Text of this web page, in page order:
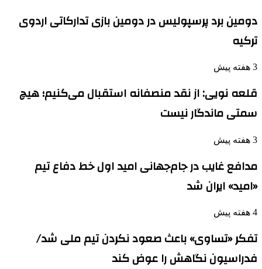
دومین برد پرسپولیس در دومین بازی تدارکاتی اردوی
ترکیه
3 هفته پیش
قلعه نویی: از نقد منصفانه استقبال می‌کنیم؛ هیچ
سمتی ماندگار نیست
3 هفته پیش
مدافع غایب در جام‌جهانی امید اول خط دفاع تیم
«امید» ایران شد
4 هفته پیش
تفکر «تساوی» باعث صعود نکردن تیم ملی شد/
فدراسیون نگاهش را عوض کند